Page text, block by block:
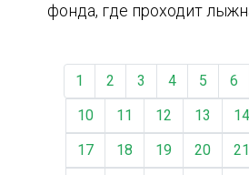
фонда, где проходит
1 2 3 4 5 6
10
11 12 13 14
17
18 19 20 21